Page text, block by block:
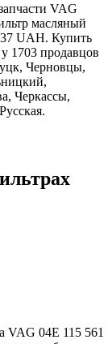
VAG
масляный
UAH. Купить
1703 продавцов
Черновцы,
Черкассы,
VAG 04E 115 561